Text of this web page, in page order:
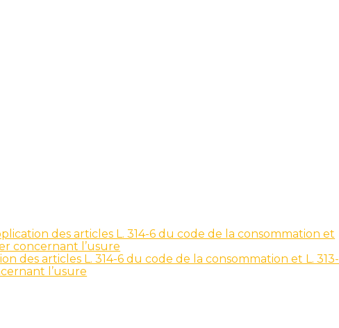
des articles L. 314-6 du code de la consommation et
concernant l’usure
des articles L. 314-6 du code de la consommation et L. 313-
l’usure